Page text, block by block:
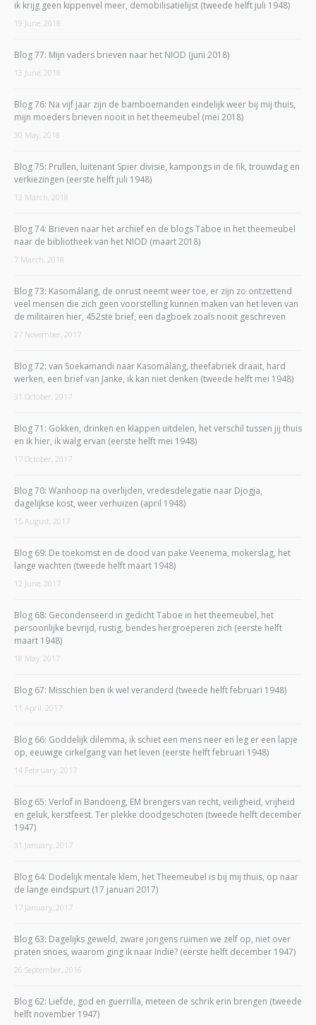
ik krijg geen kippenvel meer, demobilisatielijst (tweede helft juli 1948)
19 June, 2018
Blog 77: Mijn vaders brieven naar het NIOD (juni 2018)
13 June, 2018
Blog 76: Na vijf jaar zijn de bamboemanden eindelijk weer bij mij thuis,
mijn moeders brieven nooit in het theemeubel (mei 2018)
30 May, 2018
Blog 75: Prullen, luitenant Spier divisie, kampongs in de fik, trouwdag en
verkiezingen (eerste helft juli 1948)
13 March, 2018
Blog 74: Brieven naar het archief en de blogs Taboe in het theemeubel
naar de bibliotheek van het NIOD (maart 2018)
7 March, 2018
Blog 73: Kasomálang, de onrust neemt weer toe, er zijn zo ontzettend
veel mensen die zich geen voorstelling kunnen maken van het leven van
de militairen hier, 452ste brief, een dagboek zoals nooit geschreven
27 November, 2017
Blog 72: van Soekamandi naar Kasomálang, theefabriek draait, hard
werken, een brief van Janke, ik kan niet denken (tweede helft mei 1948)
31 October, 2017
Blog 71: Gokken, drinken en klappen uitdelen, het verschil tussen jij thuis
en ik hier, ik walg ervan (eerste helft mei 1948)
17 October, 2017
Blog 70: Wanhoop na overlijden, vredesdelegatie naar Djogja,
dagelijkse kost, weer verhuizen (april 1948)
15 August, 2017
Blog 69: De toekomst en de dood van pake Veenema, mokerslag, het
lange wachten (tweede helft maart 1948)
12 June, 2017
Blog 68: Gecondenseerd in gedicht Taboe in het theemeubel, het
persoonlijke bevrijd, rustig, bendes hergroeperen zich (eerste helft
maart 1948)
18 May, 2017
Blog 67: Misschien ben ik wel veranderd (tweede helft februari 1948)
11 April, 2017
Blog 66: Goddelijk dilemma, ik schiet een mens neer en leg er een lapje
op, eeuwige cirkelgang van het leven (eerste helft februari 1948)
14 February, 2017
Blog 65: Verlof in Bandoeng, EM brengers van recht, veiligheid, vrijheid
en geluk, kerstfeest. Ter plekke doodgeschoten (tweede helft december
1947)
31 January, 2017
Blog 64: Dodelijk mentale klem, het Theemeubel is bij mij thuis, op naar
de lange eindspurt (17 januari 2017)
17 January, 2017
Blog 63: Dagelijks geweld, zware jongens ruimen we zelf op, niet over
praten snoes, waarom ging ik naar Indië? (eerste helft december 1947)
26 September, 2016
Blog 62: Liefde, god en guerrilla, meteen de schrik erin brengen (tweede
helft november 1947)